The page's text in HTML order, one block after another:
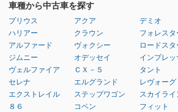
車種から中古車を探す
プリウス
ハリアー
アルファード
ジムニー
ヴェルファイア
セレナ
エクストレイル
８６
アクア
クラウン
ヴォクシー
オデッセイ
ＣＸ－５
エルグランド
ステップワゴン
コペン
デミオ
フォレスタ
ロードスタ
インプレッ
タント
レヴォーグ
スカイライ
フィット